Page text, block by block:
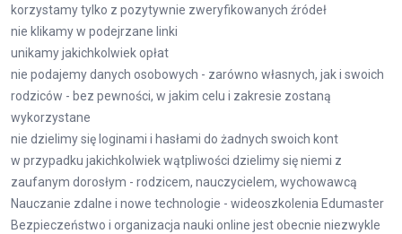
korzystamy tylko z pozytywnie zweryfikowanych źródeł
nie klikamy w podejrzane linki
unikamy jakichkolwiek opłat
nie podajemy danych osobowych - zarówno własnych, jak i swoich
rodziców - bez pewności, w jakim celu i zakresie zostaną
wykorzystane
nie dzielimy się loginami i hasłami do żadnych swoich kont
w przypadku jakichkolwiek wątpliwości dzielimy się niemi z
zaufanym dorosłym - rodzicem, nauczycielem, wychowawcą
Nauczanie zdalne i nowe technologie - wideoszkolenia Edumaster
Bezpieczeństwo i organizacja nauki online jest obecnie niezwykle